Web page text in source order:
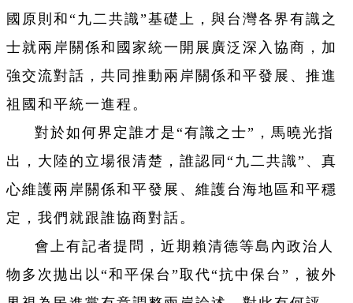
國原則和“九二共識”基礎上，與台灣各界有識之
士就兩岸關係和國家統一開展廣泛深入協商，加
強交流對話，共同推動兩岸關係和平發展、推進
祖國和平統一進程。
對於如何界定誰才是“有識之士”，馬曉光指
出，大陸的立場很清楚，誰認同“九二共識”、真
心維護兩岸關係和平發展、維護台海地區和平穩
定，我們就跟誰協商對話。
會上有記者提問，近期賴清德等島內政治人
物多次拋出以“和平保台”取代“抗中保台”，被外